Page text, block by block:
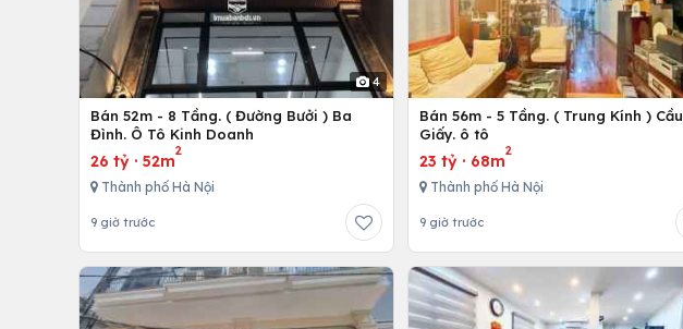
4
Bán 52m - 8 Tầng. ( Đường Bưởi ) Ba
Đình. Ô Tô Kinh Doanh
26 tỷ · 52m
2
Thành phố Hà Nội
9 giờ trước
Bán 56m - 5 Tầng. ( Trung Kính ) Cầu
Giấy. ô tô
23 tỷ · 68m
2
Thành phố Hà Nội
9 giờ trước